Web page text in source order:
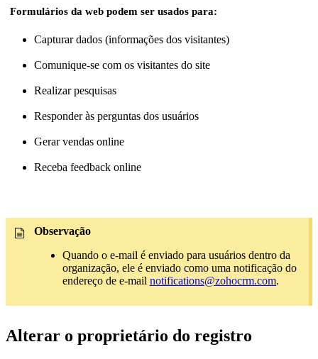
Formulários da web podem ser usados para:
Capturar dados (informações dos visitantes)
Comunique-se com os visitantes do site
Realizar pesquisas
Responder às perguntas dos usuários
Gerar vendas online
Receba feedback online
Observação
Quando o e-mail é enviado para usuários dentro da
organização, ele é enviado como uma notificação do
endereço de e-mail notifications@zohocrm.com.
Alterar o proprietário do registro